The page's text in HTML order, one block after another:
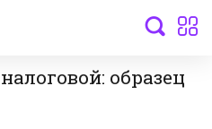
образец